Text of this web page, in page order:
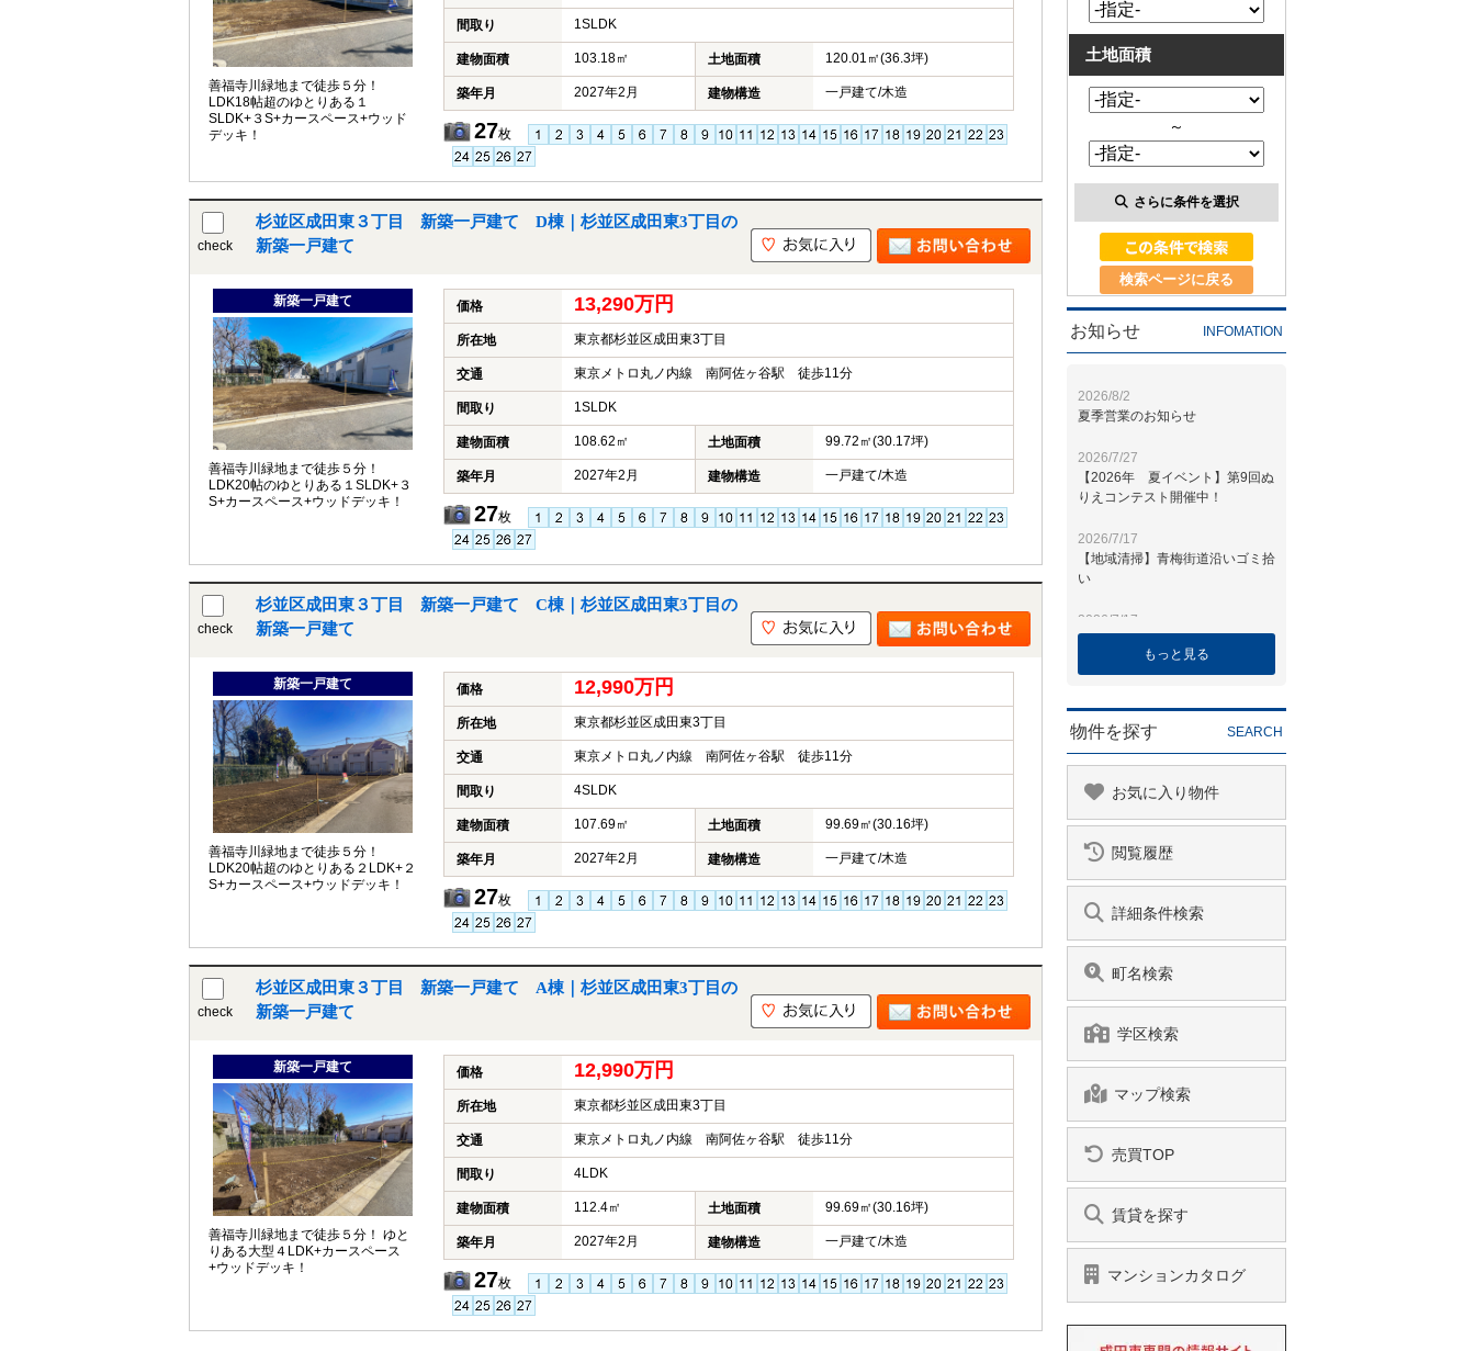
善福寺川緑地まで徒歩５分！
LDK18帖超のゆとりある１
SLDK+３S+カースペース+ウッド
デッキ！
間取り 1SLDK
建物面積 103.18㎡ 土地面積 120.01㎡(36.3坪)
築年月 2027年2月 建物構造 一戸建て/木造
27枚
check
杉並区成田東３丁目 新築一戸建て D棟｜杉並区成田東3丁目の
新築一戸建て
新築一戸建て
善福寺川緑地まで徒歩５分！
LDK20帖のゆとりある１SLDK+３
S+カースペース+ウッドデッキ！
価格 13,290万円
所在地 東京都杉並区成田東3丁目
交通 東京メトロ丸ノ内線 南阿佐ヶ谷駅 徒歩11分
間取り 1SLDK
建物面積 108.62㎡ 土地面積 99.72㎡(30.17坪)
築年月 2027年2月 建物構造 一戸建て/木造
27枚
check
杉並区成田東３丁目 新築一戸建て C棟｜杉並区成田東3丁目の
新築一戸建て
新築一戸建て
善福寺川緑地まで徒歩５分！
LDK20帖超のゆとりある２LDK+２
S+カースペース+ウッドデッキ！
価格 12,990万円
所在地 東京都杉並区成田東3丁目
交通 東京メトロ丸ノ内線 南阿佐ヶ谷駅 徒歩11分
間取り 4SLDK
建物面積 107.69㎡ 土地面積 99.69㎡(30.16坪)
築年月 2027年2月 建物構造 一戸建て/木造
27枚
check
杉並区成田東３丁目 新築一戸建て A棟｜杉並区成田東3丁目の
新築一戸建て
新築一戸建て
善福寺川緑地まで徒歩５分！ ゆと
りある大型４LDK+カースペース
+ウッドデッキ！
価格 12,990万円
所在地 東京都杉並区成田東3丁目
交通 東京メトロ丸ノ内線 南阿佐ヶ谷駅 徒歩11分
間取り 4LDK
建物面積 112.4㎡ 土地面積 99.69㎡(30.16坪)
築年月 2027年2月 建物構造 一戸建て/木造
27枚
土地面積
～
さらに条件を選択
検索ページに戻る
お知らせ INFOMATION
もっと見る
物件を探す SEARCH
お気に入り物件
閲覧履歴
詳細条件検索
町名検索
学区検索
マップ検索
売買TOP
賃貸を探す
マンションカタログ